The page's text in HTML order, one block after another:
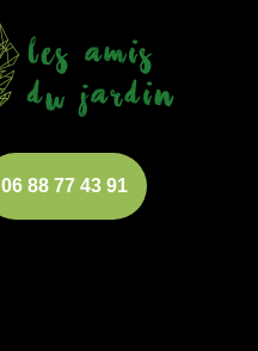
06 88 77 43 91